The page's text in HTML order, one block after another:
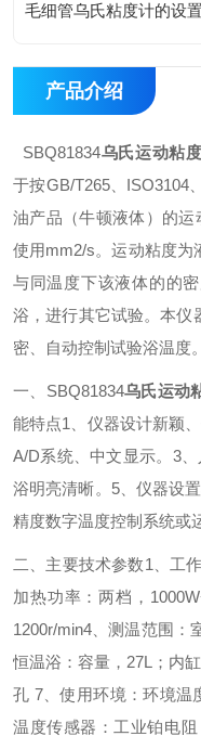
毛细管乌氏粘度计的设
产品介绍
SBQ81834乌氏运动粘
于按GB/T265、ISO3104
油产品（牛顿液体）的
使用mm2/s。运动粘度为
与同温度下该液体的的
浴，进行其它试验。本仪
密、自动控制试验浴温度。
一、SBQ81834乌氏运动
能特点1、仪器设计新颖、
A/D系统、中文显示。 3、
浴明亮清晰。 5、仪器设
精度数字温度控制系统或
二、主要技术参数1、工
加热功率：两档，
1200r/min4、测温范围：
恒温浴：容量，27L；内
孔 7、使用环境：环境
温度传感器：工业铂电